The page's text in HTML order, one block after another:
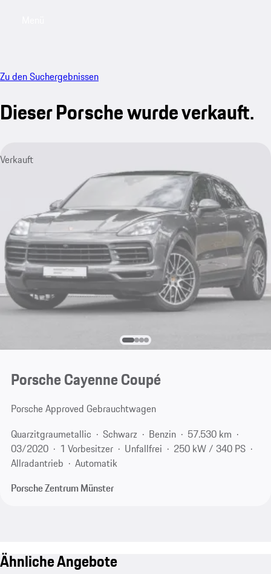
Zu den Suchergebnissen
Dieser Porsche wurde verkauft.
Verkauft
Porsche Cayenne Coupé
Porsche Approved Gebrauchtwagen
Quarzitgraumetallic
Schwarz Benzin
57.530 km
03/2020
1 Vorbesitzer Unfallfrei
250 kW / 340 PS
Allradantrieb
Automatik
Porsche Zentrum Münster
Ähnliche Angebote